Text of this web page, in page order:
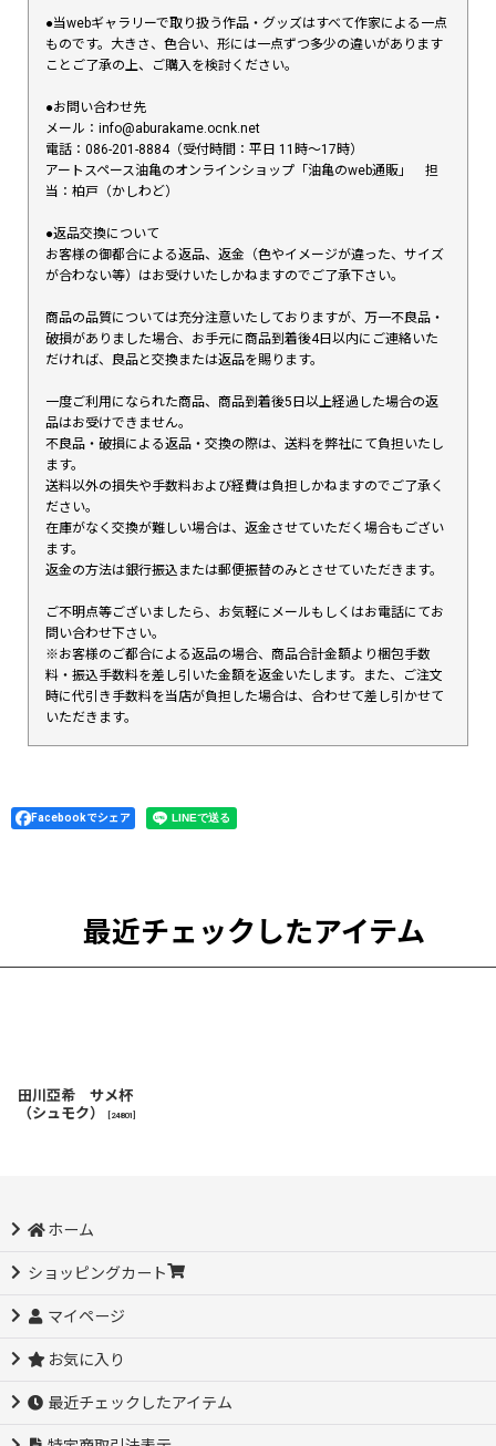
●当webギャラリーで取り扱う作品・グッズはすべて作家による一点
ものです。大きさ、色合い、形には一点ずつ多少の違いがあります
ことご了承の上、ご購入を検討ください。
●お問い合わせ先
メール：info@aburakame.ocnk.net
電話：086-201-8884（受付時間：平日 11時〜17時）
アートスペース油亀のオンラインショップ「油亀のweb通販」 担
当：柏戸（かしわど）
●返品交換について
お客様の御都合による返品、返金（色やイメージが違った、サイズ
が合わない等）はお受けいたしかねますのでご了承下さい。
商品の品質については充分注意いたしておりますが、万一不良品・
破損がありました場合、お手元に商品到着後4日以内にご連絡いた
だければ、良品と交換または返品を賜ります。
一度ご利用になられた商品、商品到着後5日以上経過した場合の返
品はお受けできません。
不良品・破損による返品・交換の際は、送料を弊社にて負担いたし
ます。
送料以外の損失や手数料および経費は負担しかねますのでご了承く
ださい。
在庫がなく交換が難しい場合は、返金させていただく場合もござい
ます。
返金の方法は銀行振込または郵便振替のみとさせていただきます。
ご不明点等ございましたら、お気軽にメールもしくはお電話にてお
問い合わせ下さい。
※お客様のご都合による返品の場合、商品合計金額より梱包手数
料・振込手数料を差し引いた金額を返金いたします。また、ご注文
時に代引き手数料を当店が負担した場合は、合わせて差し引かせて
いただきます。
Facebookでシェア
最近チェックしたアイテム
田川亞希 サメ杯
（シュモク）
24801
ホーム
ショッピングカート
マイページ
お気に入り
最近チェックしたアイテム